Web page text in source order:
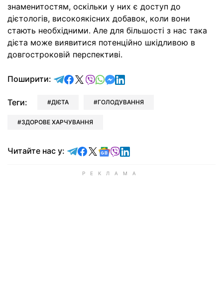
знаменитостям, оскільки у них є доступ до
дієтологів, високоякісних добавок, коли вони
стають необхідними. Але для більшості з нас така
дієта може виявитися потенційно шкідливою в
довгостроковій перспективі.
Поширити: відправити у Telegram
поділитись у Facebook
поділитись у X
відправити у Viber
відправити у Whatsapp
відправити у Messenger
відправити у LinkedIn
Теги: ДІЄТА ГОЛОДУВАННЯ
ЗДОРОВЕ ХАРЧУВАННЯ
Читайте нас у: Читайте у Telegram
Читайте у Facebook
Читайте у X
Читайте у Google news
Читайте у Viber
Читайте у LinkedIn